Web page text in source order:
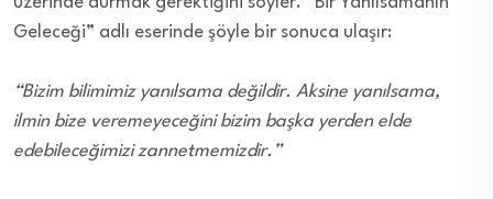
Geleceği” adlı eserinde şöyle bir sonuca ulaşır:
“Bizim bilimimiz yanılsama değildir. Aksine yanılsama,
ilmin bize veremeyeceğini bizim başka yerden elde
edebileceğimizi zannetmemizdir.”